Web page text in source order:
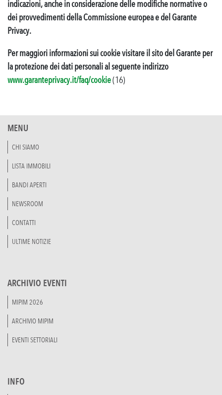
indicazioni, anche in considerazione delle modifiche normative o
dei provvedimenti della Commissione europea e del Garante
Privacy.
Per maggiori informazioni sui cookie visitare il sito del Garante per
la protezione dei dati personali al seguente indirizzo
www.garanteprivacy.it/faq/cookie(16)
MENU
CHI SIAMO
LISTA IMMOBILI
BANDI APERTI
NEWSROOM
CONTATTI
ULTIME NOTIZIE
ARCHIVIO EVENTI
MIPIM 2026
ARCHIVIO MIPIM
EVENTI SETTORIALI
INFO